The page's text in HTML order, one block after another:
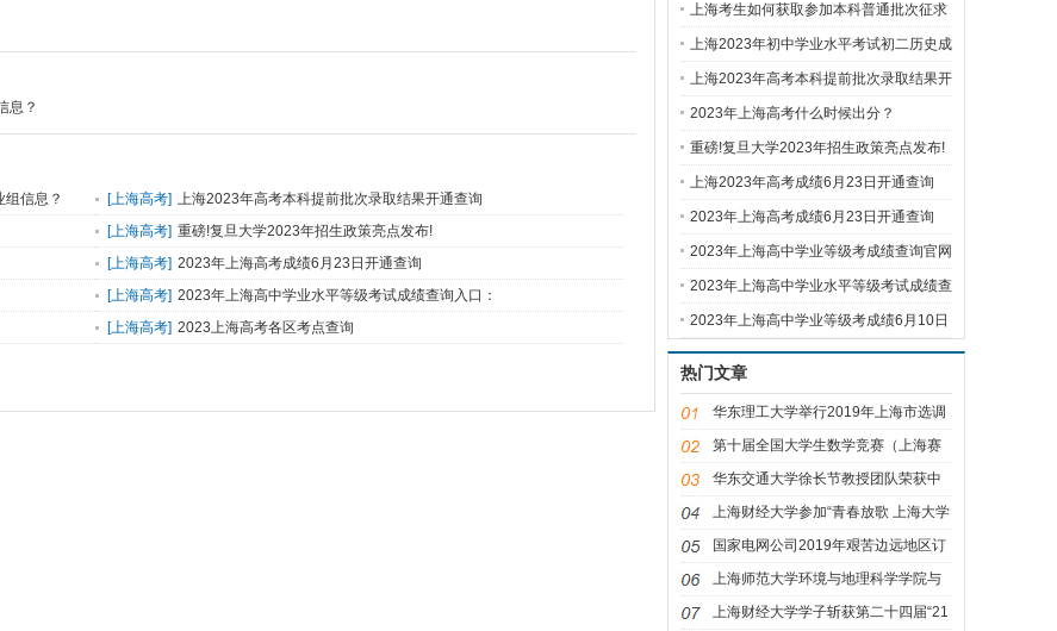
息？
信息？ [上海高考] 上海2023年高考本科提前批次录取结果开通查询
[上海高考] 重磅!复旦大学2023年招生政策亮点发布!
[上海高考] 2023年上海高考成绩6月23日开通查询
[上海高考] 2023年上海高中学业水平等级考试成绩查询入口：
www.shmeea.edu.cn
[上海高考] 2023上海高考各区考点查询
上海考生如何获取参加本科普通批次征求
上海2023年初中学业水平考试初二历史成
绩
上海2023年高考本科提前批次录取结果开
通
2023年上海高考什么时候出分？
重磅!复旦大学2023年招生政策亮点发布!
上海2023年高考成绩6月23日开通查询
2023年上海高考成绩6月23日开通查询
2023年上海高中学业等级考成绩查询官网
入
2023年上海高中学业水平等级考试成绩查
询
2023年上海高中学业等级考成绩6月10日
14点
热门文章
华东理工大学举行2019年上海市选调
生经验
第十届全国大学生数学竞赛（上海赛
区）
华东交通大学徐长节教授团队荣获中
国交
上海财经大学参加“青春放歌 上海大学
生
国家电网公司2019年艰苦边远地区订
单培养
上海师范大学环境与地理科学学院与
中科
上海财经大学学子斩获第二十四届“21